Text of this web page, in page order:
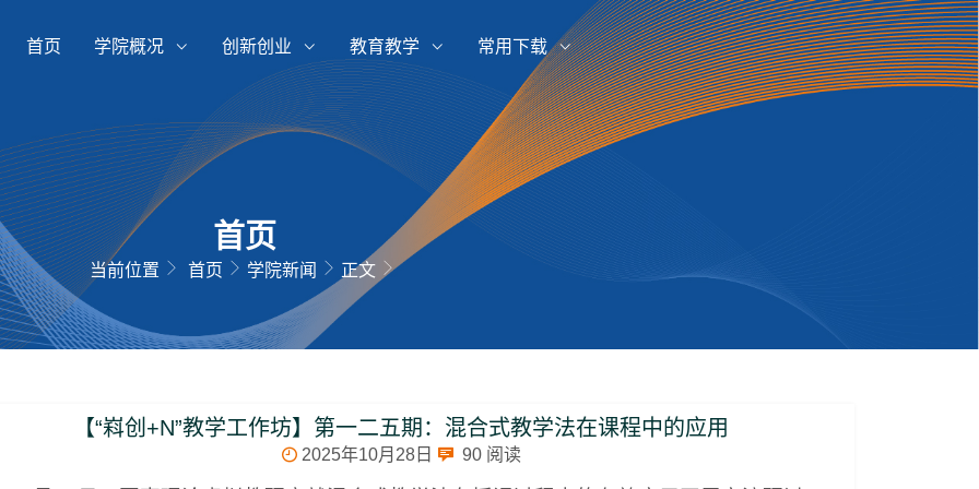
首页 学院概况 创新创业 教育教学 常用下载
首页
当前位置 首页 学院新闻 正文
【“嵙创+N”教学工作坊】第一二五期：混合式教学法在课程中的应用
2025年10月28日 90阅读